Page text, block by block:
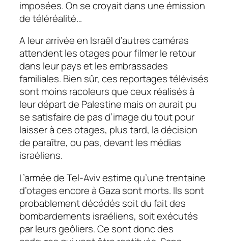
imposées. On se croyait dans une émission
de téléréalité…
A leur arrivée en Israël d’autres caméras
attendent les otages pour filmer le retour
dans leur pays et les embrassades
familiales. Bien sûr, ces reportages télévisés
sont moins racoleurs que ceux réalisés à
leur départ de Palestine mais on aurait pu
se satisfaire de pas d’image du tout pour
laisser à ces otages, plus tard, la décision
de paraître, ou pas, devant les médias
israéliens.
L’armée de Tel-Aviv estime qu’une trentaine
d’otages encore à Gaza sont morts. Ils sont
probablement décédés soit du fait des
bombardements israéliens, soit exécutés
par leurs geôliers. Ce sont donc des